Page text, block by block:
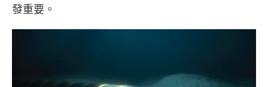
發重要。